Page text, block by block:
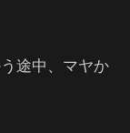
途中、マヤか